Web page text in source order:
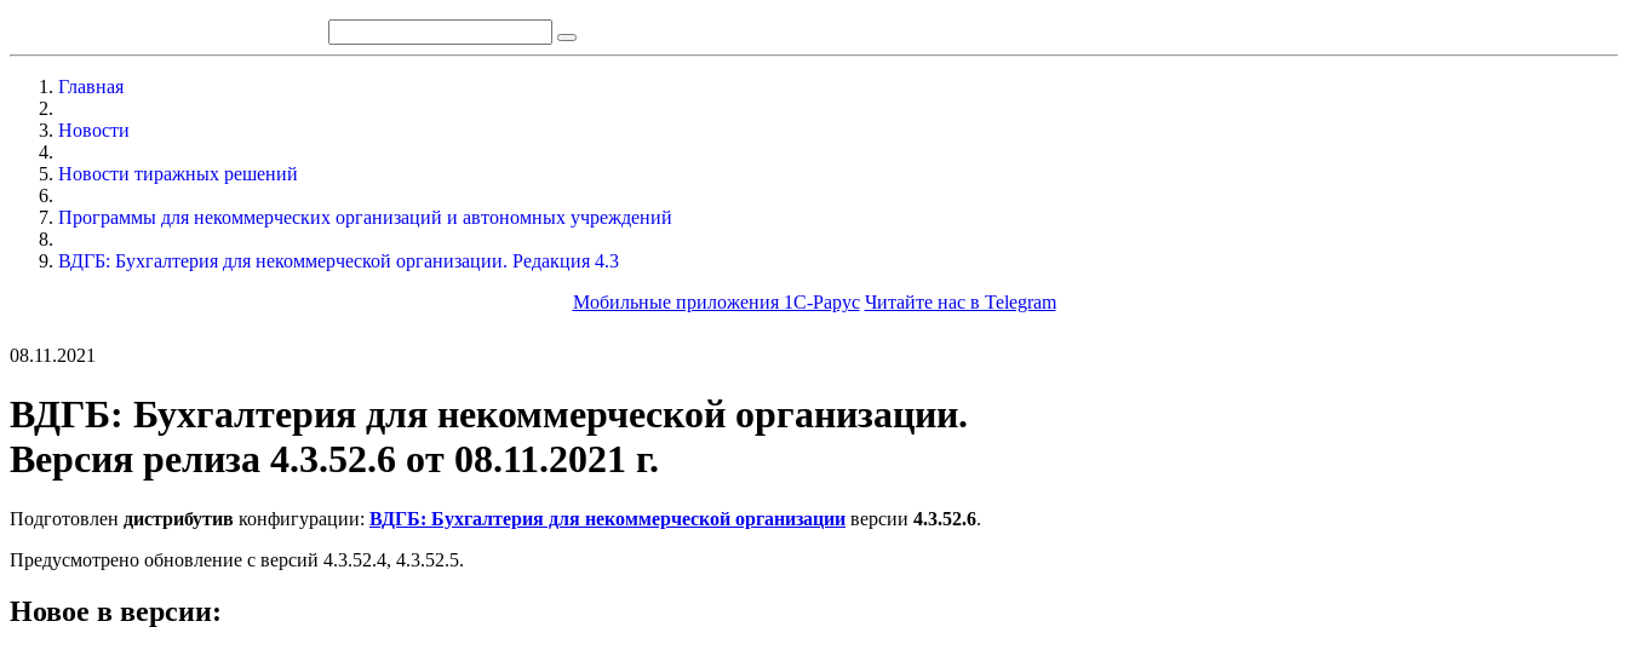
Главная
Новости
Новости тиражных решений
Программы для некоммерческих организаций и автономных учреждений
ВДГБ: Бухгалтерия для некоммерческой организации. Редакция 4.3
Мобильные приложения 1С-Рарус Читайте нас в Telegram
08.11.2021
ВДГБ: Бухгалтерия для некоммерческой организации.
Версия релиза 4.3.52.6 от 08.11.2021 г.
Подготовлен дистрибутив конфигурации: ВДГБ: Бухгалтерия для некоммерческой организации версии 4.3.52.6.
Предусмотрено обновление с версий 4.3.52.4, 4.3.52.5.
Новое в версии: